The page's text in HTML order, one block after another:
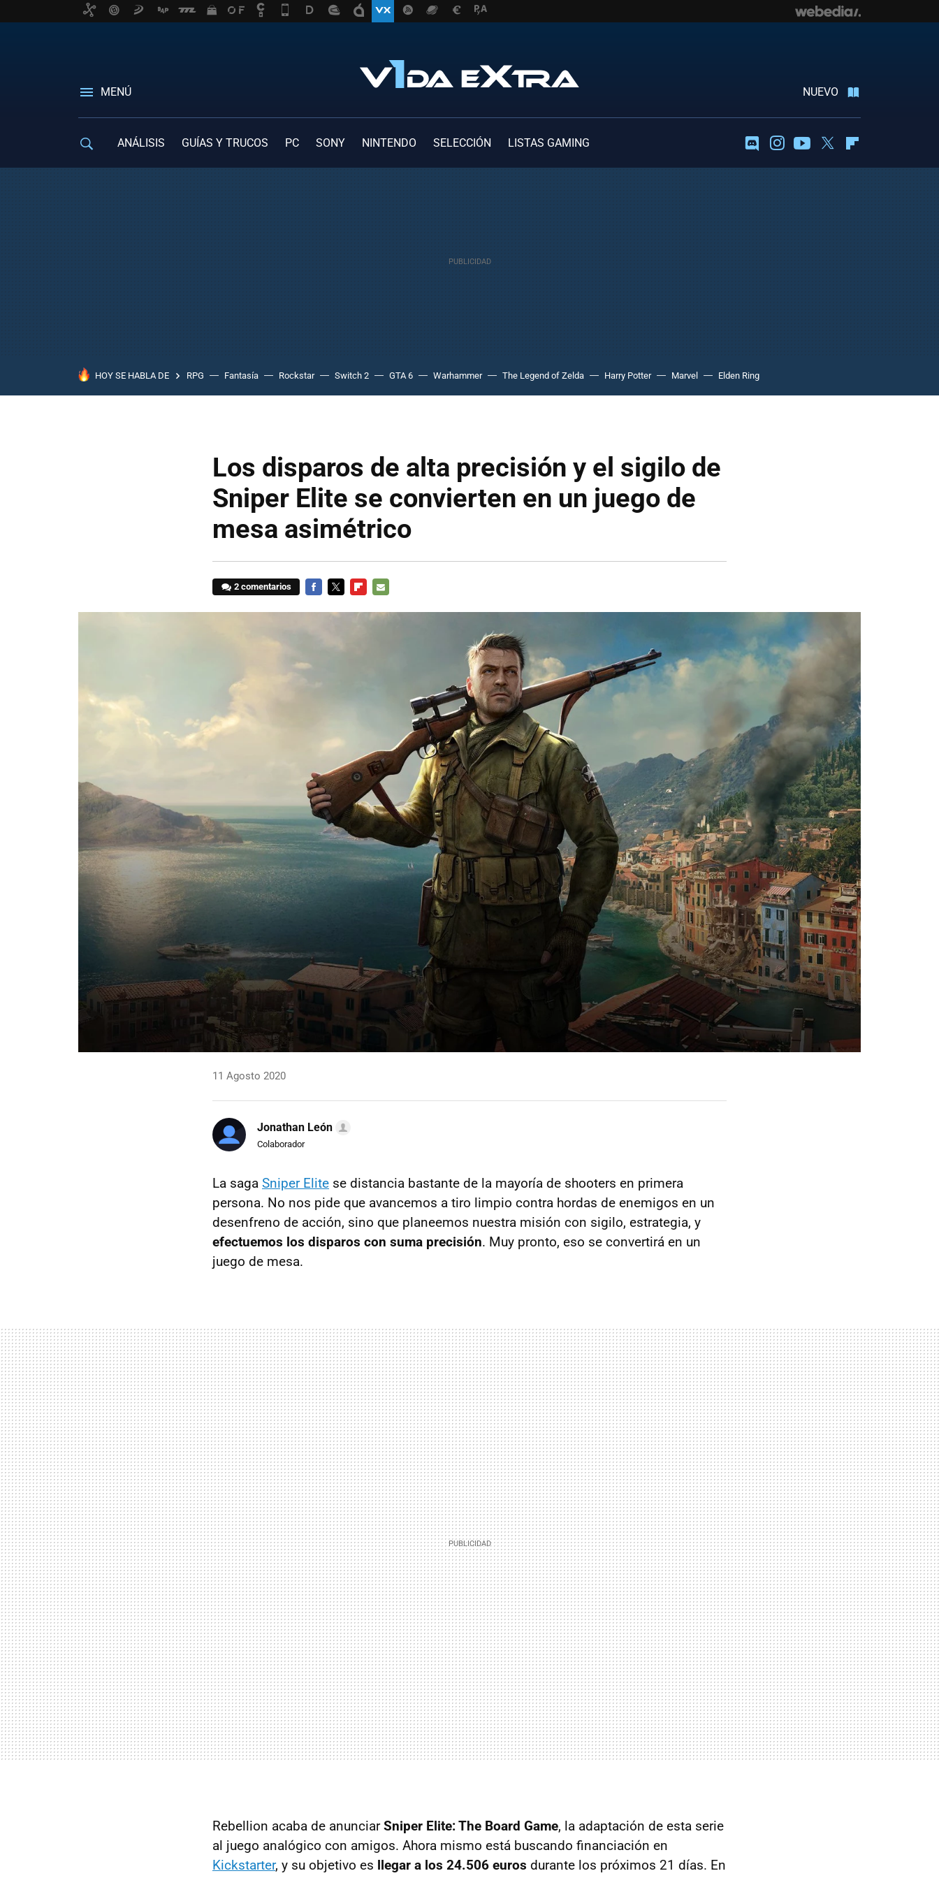
MENÚ NUEVO
ANÁLISIS GUÍAS Y TRUCOS PC SONY NINTENDO SELECCIÓN LISTAS GAMING DiscordInstagramYoutubeTwitter
HOY SE HABLA DE RPG Fantasía Rockstar Switch 2 GTA 6 Warhammer The Legend of Zelda Harry Potter Marvel Elden Ring
Los disparos de alta precisión y el sigilo de
Sniper Elite se convierten en un juego de
mesa asimétrico
2 comentarios
MAIL
11 Agosto 2020
Jonathan León
Colaborador
La saga Sniper Elite se distancia bastante de la mayoría de shooters en primera
persona. No nos pide que avancemos a tiro limpio contra hordas de enemigos en un
desenfreno de acción, sino que planeemos nuestra misión con sigilo, estrategia, y
efectuemos los disparos con suma precisión. Muy pronto, eso se convertirá en un
juego de mesa.
Rebellion acaba de anunciarSniper Elite: The Board Game, la adaptación de esta serie
al juego analógico con amigos. Ahora mismo está buscando financiación en
Kickstarter, y su objetivo es llegar a los 24.506 euros durante los próximos 21 días. En